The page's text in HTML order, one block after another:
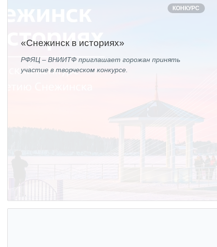
КОНКУРС
«Снежинск в историях»
РФЯЦ – ВНИИТФ приглашает горожан принять
участие в творческом конкурсе.